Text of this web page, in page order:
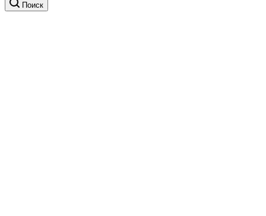
Поиск